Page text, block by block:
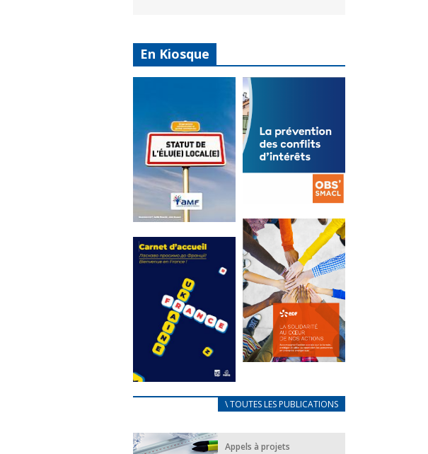
En Kiosque
Statut de
l’élu local
Mise à jour avril
2024
FEUILLETER
La
prévention
des conflits
d’intérêts
18 septembre 2023
FEUILLETER
au coeur de
nos actions
FEUILLETER
FRANÇAIS/UKRAINIEN
25 avril 2022
\ TOUTES LES PUBLICATIONS
Appels à projets